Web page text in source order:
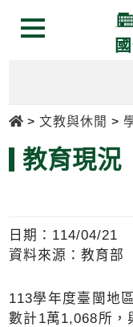
區
塊
To
區
塊
選單按鈕
首頁 文教與休閒
教育現況
日期：114/04/21
資料來源：教育部
113學年度臺閩地
數計1萬1,068所，